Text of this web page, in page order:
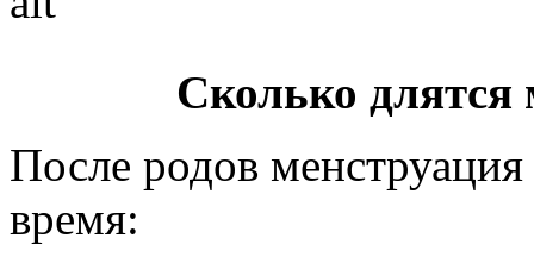
Сколько длятся
После родов
время: